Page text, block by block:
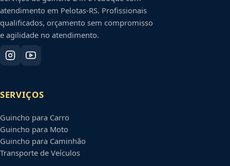
atendimento em Pelotas-RS. Profissionais
qualificados, orçamento sem compromisso
e agilidade no atendimento.
SERVIÇOS
Guincho para Carro
Guincho para Moto
Guincho para Caminhão
Transporte de Veículos